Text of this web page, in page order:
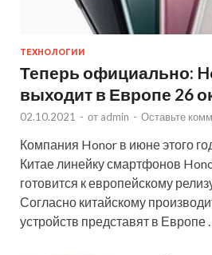
ТЕХНОЛОГИИ
Теперь официально:
выходит в Европе 26
02.10.2021 - от admin - Оставьте
Компания Honor в июне этого
Китае линейку смартфонов
готовится к европейскому
Согласно китайскому
устройств представят в Европе